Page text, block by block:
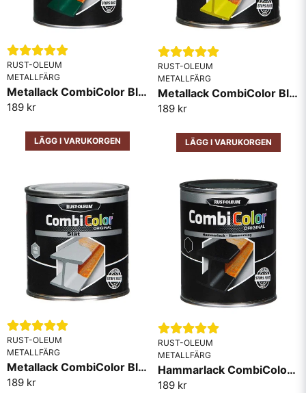
RUST-OLEUM
METALLFÄRG
Metallack CombiColor Blank RAL6005 Mörk Grön
189 kr
LÄGG I VARUKORGEN
RUST-OLEUM
METALLFÄRG
Metallack CombiColor Blank RAL1018 Gul
189 kr
LÄGG I VARUKORGEN
RUST-OLEUM
METALLFÄRG
Metallack CombiColor Blank RAL7001 Grå
189 kr
RUST-OLEUM
METALLFÄRG
Hammarlack CombiColor Svart
189 kr